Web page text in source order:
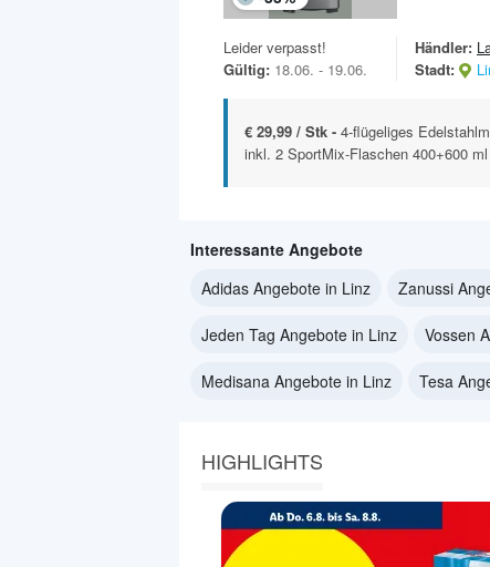
Leider verpasst!
Gültig: 18.06. - 19.06.
Händler:
Stadt:
€ 29,99 / Stk - 4-flügeliges
inkl. 2 SportMix-Flaschen 400+600
Interessante Angebote
Adidas Angebote in Linz
Zanussi
Jeden Tag Angebote in Linz Vossen
Medisana Angebote in Linz Tesa
HIGHLIGHTS